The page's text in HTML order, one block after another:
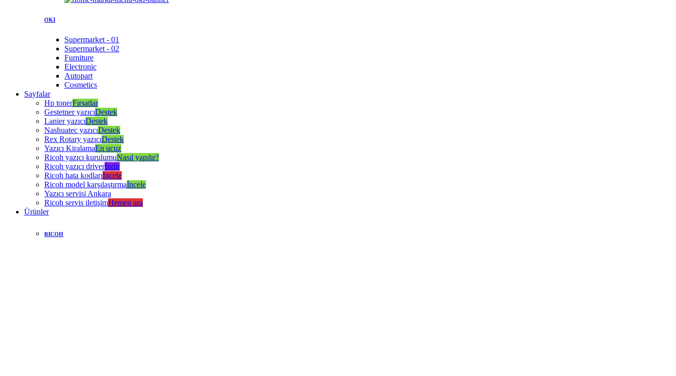
OKI
Supermarket - 01
Supermarket - 02
Furniture
Electronic
Autopart
Cosmetics
Sayfalar
Hp tonerFırsatlar
Gestetner yazıcıDestek
Lanier yazıcıDestek
Nashuatec yazıcıDestek
Rex Rotary yazıcıDestek
Yazıcı KiralamaEn ucuz
Ricoh yazıcı kurulumuNasıl yapılır?
Ricoh yazıcı driverİndir
Ricoh hata kodlarıİncele
Ricoh model karşılaştırmaİncele
Yazıcı servisi Ankara
Ricoh servis iletişimHemen ara
Ürünler
RICOH